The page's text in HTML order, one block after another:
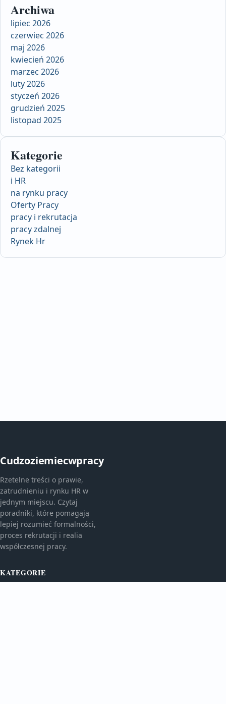
Archiwa
lipiec 2026
czerwiec 2026
maj 2026
kwiecień 2026
marzec 2026
luty 2026
styczeń 2026
grudzień 2025
listopad 2025
Kategorie
Bez kategorii
i HR
na rynku pracy
Oferty Pracy
pracy i rekrutacja
pracy zdalnej
Rynek Hr
Cudzoziemiecwpracy
Rzetelne treści o prawie,
zatrudnieniu i rynku HR w
jednym miejscu. Czytaj
poradniki, które pomagają
lepiej rozumieć formalności,
proces rekrutacji i realia
współczesnej pracy.
KATEGORIE